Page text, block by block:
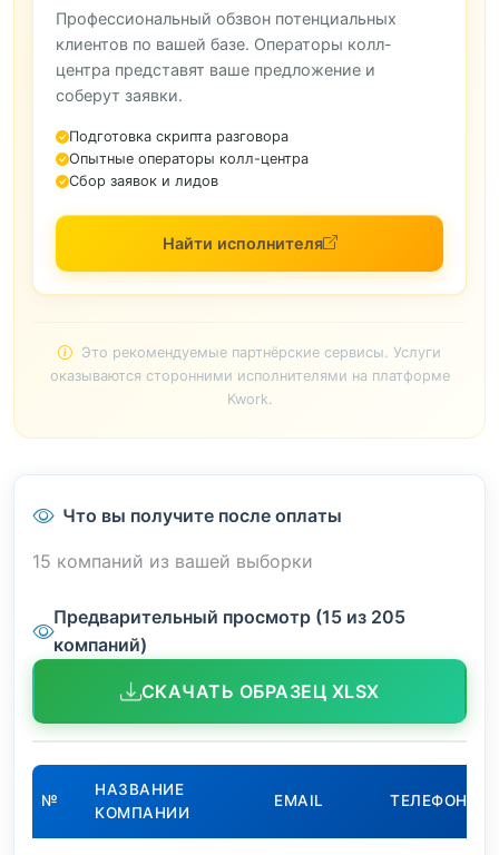
Профессиональный обзвон потенциальных
клиентов по вашей базе. Операторы колл-
центра представят ваше предложение и
соберут заявки.
Подготовка скрипта разговора
Опытные операторы колл-центра
Сбор заявок и лидов
Найти исполнителя
Это рекомендуемые партнёрские сервисы. Услуги
оказываются сторонними исполнителями на платформе
Kwork.
Что вы получите после оплаты
15 компаний из вашей выборки
Предварительный просмотр (15 из 205
компаний)
СКАЧАТЬ ОБРАЗЕЦ XLSX
№
НАЗВАНИЕ
КОМПАНИИ
EMAIL ТЕЛЕФОН